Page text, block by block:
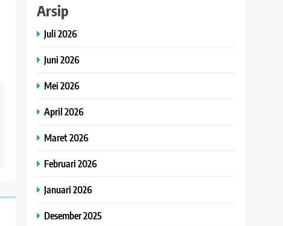
Arsip
Juli 2026
Juni 2026
Mei 2026
April 2026
Maret 2026
Februari 2026
Januari 2026
Desember 2025